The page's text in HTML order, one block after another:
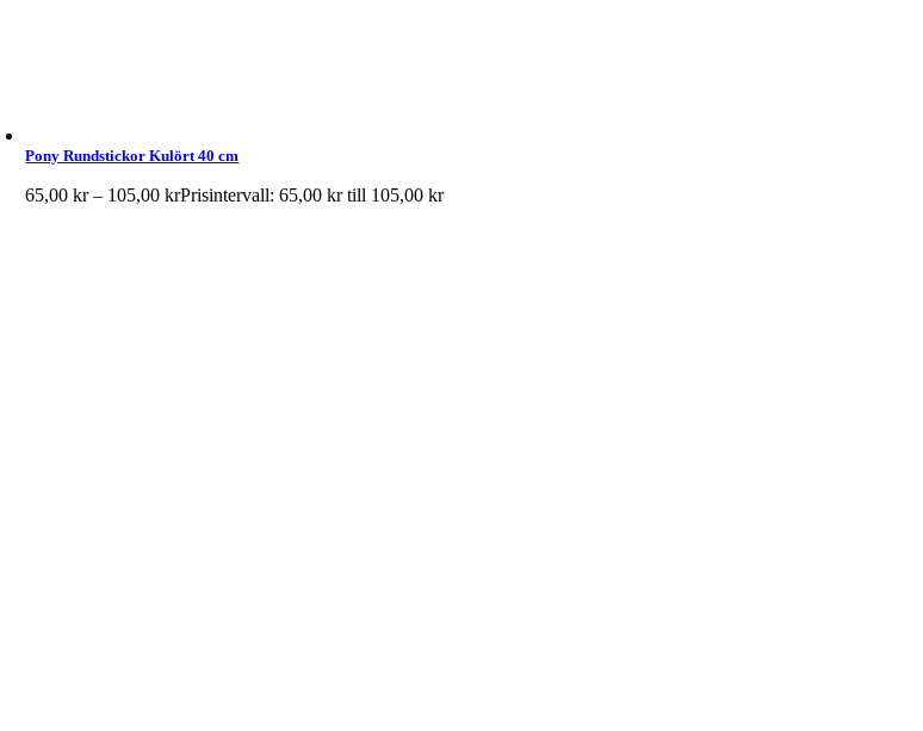
Pony Rundstickor Kulört 40 cm
65,00kr – 105,00krPrisintervall: 65,00 kr till 105,00 kr